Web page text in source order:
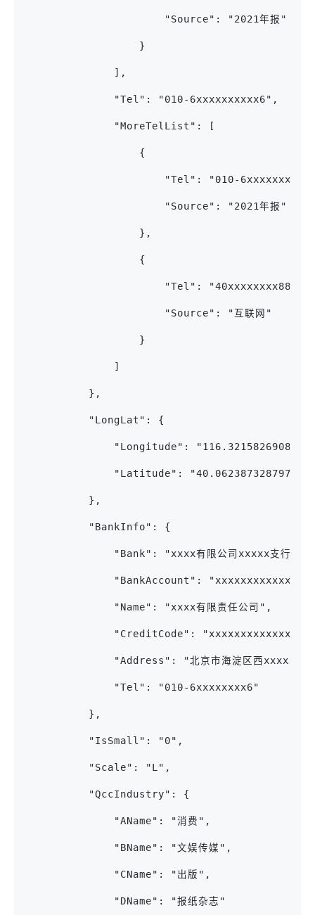
"Source": "2021年报"
}
],
"Tel": "010-6xxxxxxxxxx6",
"MoreTelList": [
{
"Tel": "010-
"Source": "2021年报"
},
{
"Tel": "40xxxxxxxx88",
"Source": "互联网"
}
]
},
"LongLat": {
"Longitude":
"Latitude": "40.062387328797"
},
"BankInfo": {
"Bank": "xxxx有限公司xxxxx支行",
"BankAccount":
"Name": "xxxx有限责任公司",
"CreditCode":
"Address": "北京市海淀区西
"Tel": "010-6xxxxxxxx6"
},
"IsSmall": "0",
"Scale": "L",
"QccIndustry": {
"AName": "消费",
"BName": "文娱传媒",
"CName": "出版",
"DName": "报纸杂志"